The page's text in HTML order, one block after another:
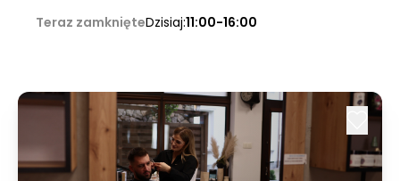
Teraz zamknięteDzisiaj:11:00-16:00